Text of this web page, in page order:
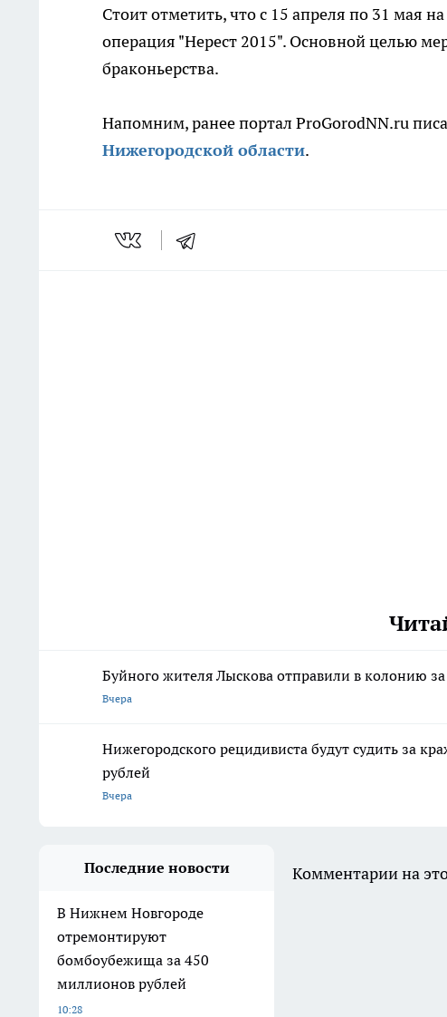
Стоит отметить, что с 15 апреля по 31 мая
операция "Нерест 2015". Основной целью
браконьерства.
Напомним, ранее портал ProGorodNN.ru
Нижегородской области.
Буйного жителя Лыскова отправили в колонию
Вчера
Нижегородского рецидивиста будут судить за
рублей
Вчера
Последние новости
В Нижнем Новгороде
отремонтируют
бомбоубежища за 450
миллионов рублей
10:28
Комментарии на